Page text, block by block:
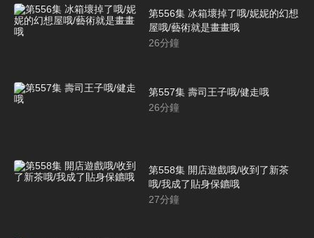
第556集 冰箱壞掉了哦/妮妮的幻想
屋哦/藝術就是畫畫哦
26分鐘
第557集 壽司王子哦/健走哦
26分鐘
第558集 開店遊戲哦/收到了新茶
哦/我成了貼身保鑣哦
27分鐘